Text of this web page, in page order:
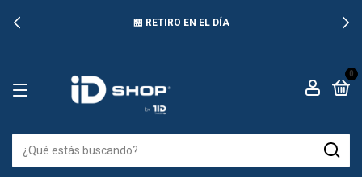
🏪 RETIRO EN EL DÍA
0